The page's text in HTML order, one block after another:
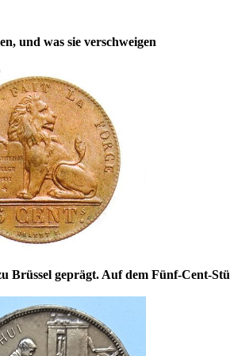
und was sie verschweigen
Brüssel geprägt. Auf dem Fünf-Cent-